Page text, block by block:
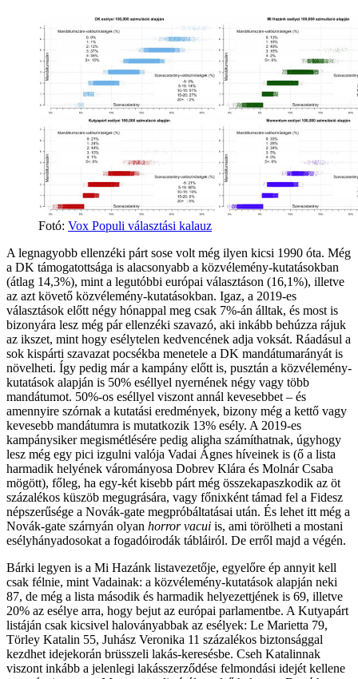
Fotó: Vox Populi választási kalauz
A legnagyobb ellenzéki párt sose volt még ilyen kicsi 1990 óta. Még
a DK támogatottsága is alacsonyabb a közvélemény-kutatásokban
(átlag 14,3%), mint a legutóbbi európai választáson (16,1%), illetve
az azt követő közvélemény-kutatásokban. Igaz, a 2019-es
választások előtt négy hónappal meg csak 7%-án álltak, és most is
bizonyára lesz még pár ellenzéki szavazó, aki inkább behúzza rájuk
az ikszet, mint hogy esélytelen kedvencének adja voksát. Ráadásul a
sok kispárti szavazat pocsékba menetele a DK mandátumarányát is
növelheti. Így pedig már a kampány előtt is, pusztán a közvélemény-
kutatások alapján is 50% eséllyel nyernének négy vagy több
mandátumot. 50%-os eséllyel viszont annál kevesebbet – és
amennyire szórnak a kutatási eredmények, bizony még a kettő vagy
kevesebb mandátumra is mutatkozik 13% esély. A 2019-es
kampánysiker megismétlésére pedig aligha számíthatnak, úgyhogy
lesz még egy pici izgulni valója Vadai Ágnes híveinek is (ő a lista
harmadik helyének várományosa Dobrev Klára és Molnár Csaba
mögött), főleg, ha egy-két kisebb párt még összekapaszkodik az öt
százalékos küszöb megugrására, vagy főnixként támad fel a Fidesz
népszerűsége a Novák-gate megpróbáltatásai után. És lehet itt még a
Novák-gate szárnyán olyan horror vacui is, ami törölheti a mostani
esélyhányadosokat a fogadóirodák tábláiról. De erről majd a végén.
Bárki legyen is a Mi Hazánk listavezetője, egyelőre ép annyit kell
csak félnie, mint Vadainak: a közvélemény-kutatások alapján neki
87, de még a lista második és harmadik helyezettjének is 69, illetve
20% az esélye arra, hogy bejut az európai parlamentbe. A Kutyapárt
listáján csak kicsivel haloványabbak az esélyek: Le Marietta 79,
Törley Katalin 55, Juhász Veronika 11 százalékos biztonsággal
kezdhet idejekorán brüsszeli lakás-keresésbe. Cseh Katalinnak
viszont inkább a jelenlegi lakásszerződése felmondási idejét kellene